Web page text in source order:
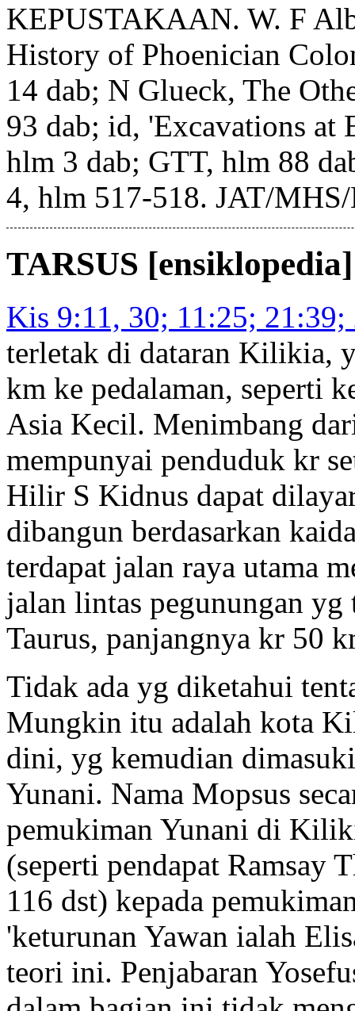
KEPUSTAKAAN. W. F
History of Phoenician
14 dab; N Glueck, The
93 dab; id, 'Excavations at
hlm 3 dab; GTT, hlm 88
4, hlm 517-518. JAT/
TARSUS [ensiklopedia]
Kis 9:11, 30; 11:25; 21:39;
terletak di dataran Kilikia,
km ke pedalaman, seperti
Asia Kecil. Menimbang
mempunyai penduduk kr
Hilir S Kidnus dapat
dibangun berdasarkan
terdapat jalan raya utama
jalan lintas pegunungan
Taurus, panjangnya kr 50
Tidak ada yg diketahui
Mungkin itu adalah kota
dini, yg kemudian
Yunani. Nama Mopsus
pemukiman Yunani di
(seperti pendapat Ramsay
116 dst) kepada
'keturunan Yawan ialah
teori ini. Penjabaran